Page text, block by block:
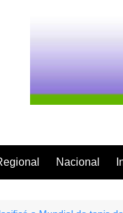
Nacional